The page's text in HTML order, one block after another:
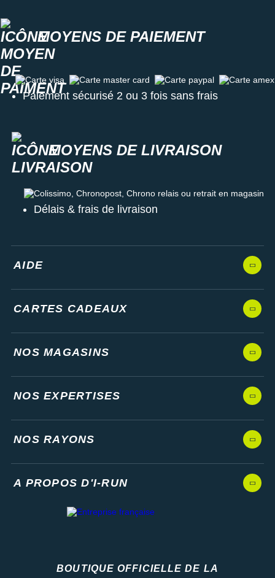
MOYENS DE PAIEMENT
Carte visa Carte master card Carte paypal Carte amex
Paiement sécurisé 2 ou 3 fois sans frais
MOYENS DE LIVRAISON
Colissimo, Chronopost, Chrono relais ou retrait en magasin
Délais & frais de livraison
AIDE
CARTES CADEAUX
NOS MAGASINS
NOS EXPERTISES
NOS RAYONS
A PROPOS D'I-RUN
BOUTIQUE OFFICIELLE DE LA